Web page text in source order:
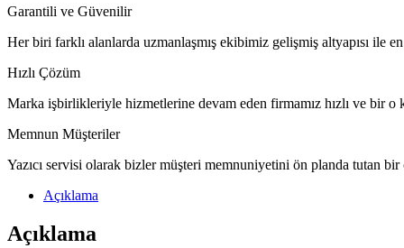
Garantili ve Güvenilir
Her biri farklı alanlarda uzmanlaşmış ekibimiz gelişmiş altyapısı ile
Hızlı Çözüm
Marka işbirlikleriyle hizmetlerine devam eden firmamız hızlı ve bir o
Memnun Müşteriler
Yazıcı servisi olarak bizler müşteri memnuniyetini ön planda tutan bir
Açıklama
Açıklama